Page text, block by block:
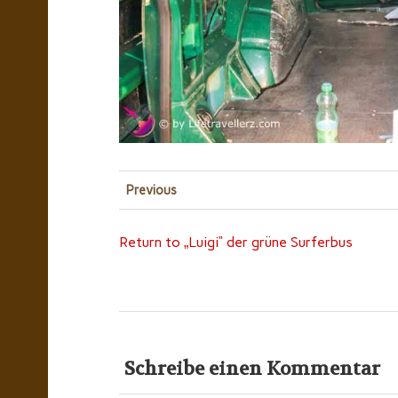
Previous
Return to „Luigi“ der grüne Surferbus
Schreibe einen Kommentar